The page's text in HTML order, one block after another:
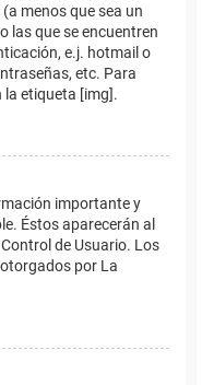
menos que sea un
las que se encuentren
e.j. hotmail o
etc. Para
la etiqueta [img].
importante y
Éstos aparecerán al
de Usuario. Los
por La